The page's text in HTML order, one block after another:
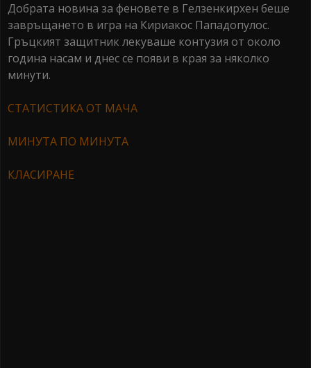
Добрата новина за феновете в Гелзенкирхен беше
завръщането в игра на Кириакос Пападопулос.
Гръцкият защитник лекуваше контузия от около
година насам и днес се появи в края за няколко
минути.
СТАТИСТИКА ОТ МАЧА
МИНУТА ПО МИНУТА
КЛАСИРАНЕ